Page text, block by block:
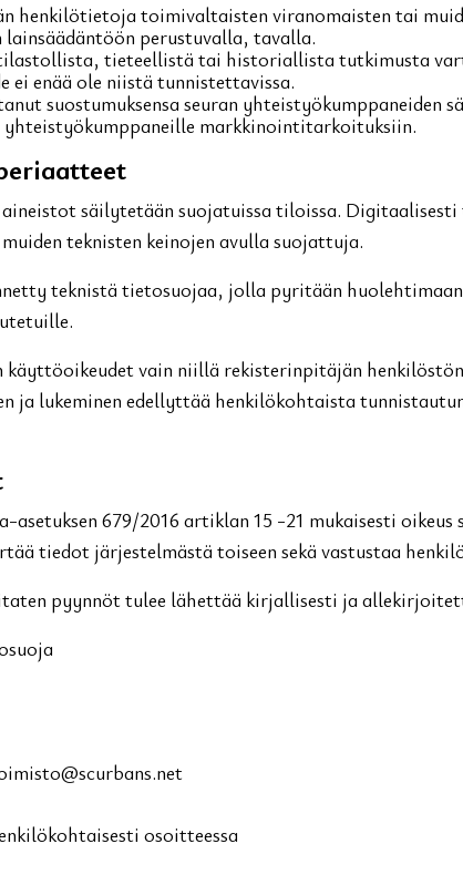
henkilötietoja toimivaltaisten viranomaisten tai
lainsäädäntöön perustuvalla, tavalla.
tieteellistä tai historiallista tutkimusta
ei enää ole niistä tunnistettavissa.
suostumuksensa seuran
markkinointitarkoituksiin.
aineistot säilytetään suojatuissa tiloissa.
teknisten keinojen avulla suojattuja.
teknistä tietosuojaa, jolla pyritään
vain niillä rekisterinpitäjän
ja lukeminen edellyttää henkilökohtaista
679/2016 artiklan 15 -21 mukaisesti
tiedot järjestelmästä toiseen sekä vastustaa
pyynnöt tulee lähettää kirjallisesti ja
osoitteessa